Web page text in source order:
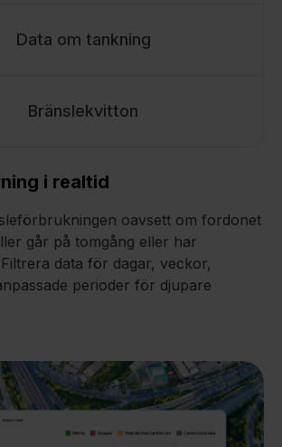
Data om tankning
Bränslekvitton
i realtid
oavsett om fordonet
går på tomgång eller har
data för dagar, veckor,
perioder för djupare